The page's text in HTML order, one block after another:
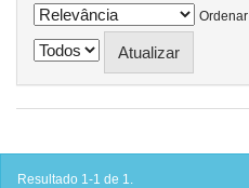
Ordenar
Resultado 1-1 de 1.